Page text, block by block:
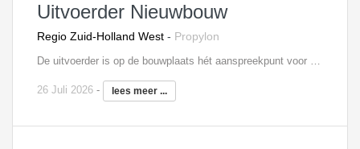
Uitvoerder Nieuwbouw
Regio Zuid-Holland West - Propylon
De uitvoerder is op de bouwplaats hét aanspreekpunt voor alle betrokken partijen op de bouw. Zo stuur je onderaannemers aan, heb je regelmatig overleg met de projectleider, verdeel je de werkzaamheden over de ploegen en geef je leiding aan junior uitvoerders. Verder ben je verantwoordelijk voor het afroepen van materieel en materialen, de algehele voortgang en planningen van het nieuwbouwproject, het signaleren van meer- en minderwerk en de volledige personeelsinzet.
26 Juli 2026 - lees meer ...